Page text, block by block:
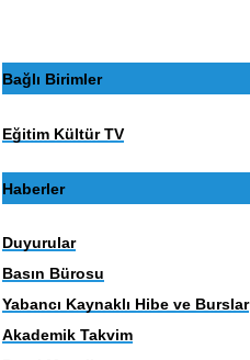
Bağlı Birimler
Eğitim Kültür TV
Haberler
Duyurular
Basın Bürosu
Yabancı Kaynaklı Hibe ve Burslar
Akademik Takvim